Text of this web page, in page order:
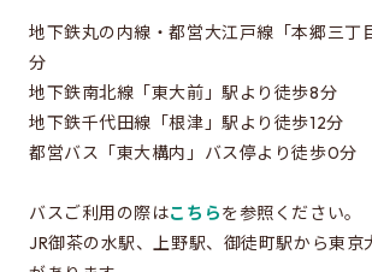
進路・博士について
費用/経済的支援
地下鉄丸の内線・都営大江戸線「本郷三丁
分
地下鉄南北線「東大前」駅より徒歩8分
地下鉄千代田線「根津」駅より徒歩12分
都営バス「東大構内」バス停より徒歩0分
バスご利用の際はこちらを参照ください。
JR御茶の水駅、上野駅、御徒町駅から東京